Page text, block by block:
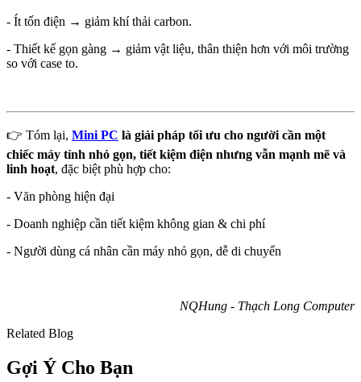
- Ít tốn điện → giảm khí thải carbon.
- Thiết kế gọn gàng → giảm vật liệu, thân thiện hơn với môi trường
so với case to.
👉 Tóm lại, Mini PC là giải pháp tối ưu cho người cần một
chiếc máy tính nhỏ gọn, tiết kiệm điện nhưng vẫn mạnh mẽ và
linh hoạt, đặc biệt phù hợp cho:
- Văn phòng hiện đại
- Doanh nghiệp cần tiết kiệm không gian & chi phí
- Người dùng cá nhân cần máy nhỏ gọn, dễ di chuyển
NQHung - Thạch Long Computer
Related Blog
Gợi Ý Cho Bạn